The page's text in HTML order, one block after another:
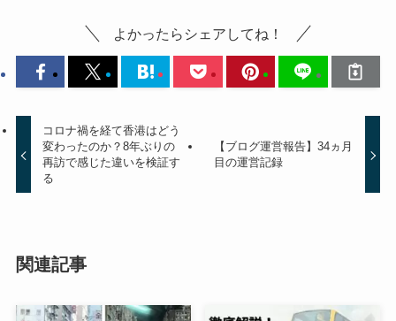
よかったらシェアしてね！
コロナ禍を経て香港はどう
変わったのか？8年ぶりの
再訪で感じた違いを検証す
る
【ブログ運営報告】34ヵ月
目の運営記録
関連記事